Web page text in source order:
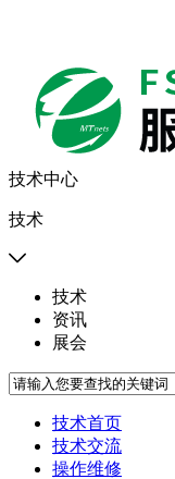
技术中心
技术

技术
资讯
展会
技术首页
技术交流
操作维修